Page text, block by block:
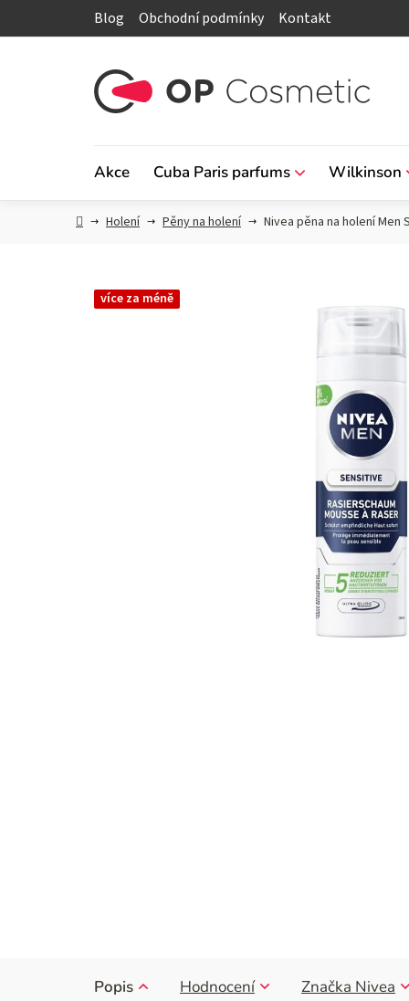
Blog Obchodní podmínky Kontakt
Akce Cuba Paris parfums Wilkinson
DomůHolení Pěny na holení Nivea pěna na holení Men
více za méně
Popis Hodnocení Značka Nivea